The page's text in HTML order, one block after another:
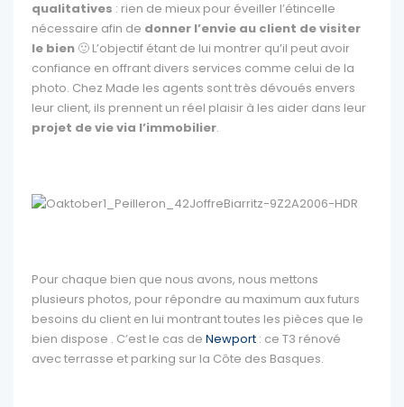
qualitatives : rien de mieux pour éveiller l’étincelle
nécessaire afin de donner l’envie au client de visiter
le bien 🙂 L’objectif étant de lui montrer qu’il peut avoir
confiance en offrant divers services comme celui de la
photo. Chez Made les agents sont très dévoués envers
leur client, ils prennent un réel plaisir à les aider dans leur
projet de vie via l’immobilier.
Pour chaque bien que nous avons, nous mettons
plusieurs photos, pour répondre au maximum aux futurs
besoins du client en lui montrant toutes les pièces que le
bien dispose . C’est le cas de Newport : ce T3 rénové
avec terrasse et parking sur la Côte des Basques.